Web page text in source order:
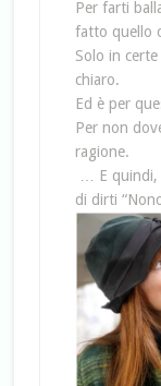
Per farti
fatto quello
Solo in
chiaro.
Ed è per
Per non
ragione.
… E quindi,
di dirti